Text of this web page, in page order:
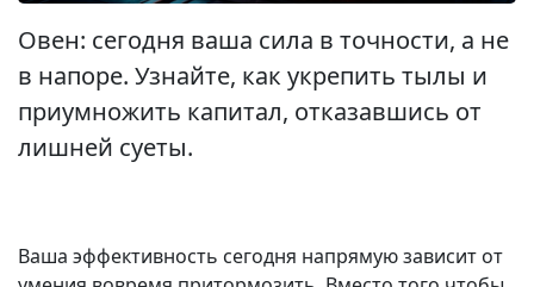
Овен: сегодня ваша сила в точности, а не
в напоре. Узнайте, как укрепить тылы и
приумножить капитал, отказавшись от
лишней суеты.
Ваша эффективность сегодня напрямую зависит от